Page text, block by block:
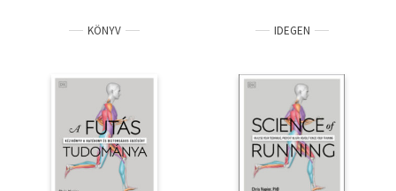
Tankönyv, segédkönyv
Természettudomány
Történelem
KÖNYV IDEGEN